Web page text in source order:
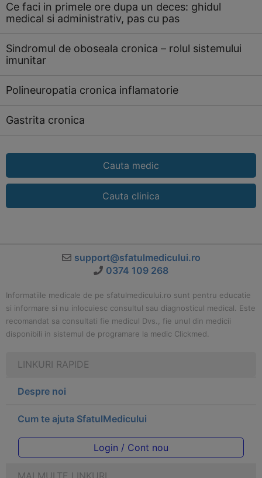
Ce faci in primele ore dupa un deces: ghidul
medical si administrativ, pas cu pas
Sindromul de oboseala cronica – rolul sistemului
imunitar
Polineuropatia cronica inflamatorie
Gastrita cronica
Cauta medic
Cauta clinica
support@sfatulmedicului.ro
0374 109 268
Informatiile medicale de pe sfatulmedicului.ro sunt pentru educatie
si informare si nu inlocuiesc consultul sau diagnosticul medical. Este
recomandat sa consultati fie medicul Dvs., fie unul din medicii
disponibili in sistemul de programare la medic Clickmed.
LINKURI RAPIDE
Despre noi
Cum te ajuta SfatulMedicului
Login / Cont nou
MAI MULTE LINKURI